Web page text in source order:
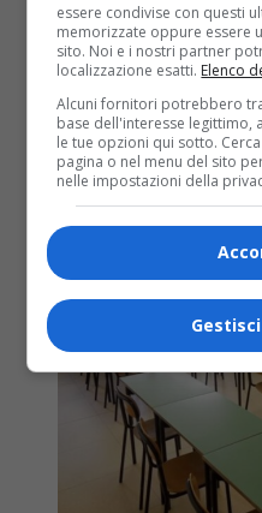
essere condivise con questi
memorizzate oppure essere
sito. Noi e i nostri partner
localizzazione esatti. Elenco
Alcuni fornitori potrebbero
base dell'interesse
le tue opzioni qui sotto.
pagina o nel menu del sito
nelle impostazioni della